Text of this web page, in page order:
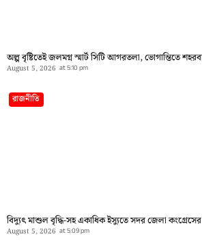
অল্প বৃষ্টিতেই জলমগ্ন স্মার্ট সিটি আগরতলা, ভোগান্তিতে
August 5, 2026 at5:10 pm
রাজনীতি
বিদ্যুৎ মাশুল বৃদ্ধি-সহ একাধিক ইস্যুতে সদর জেলা
August 5, 2026 at5:09 pm